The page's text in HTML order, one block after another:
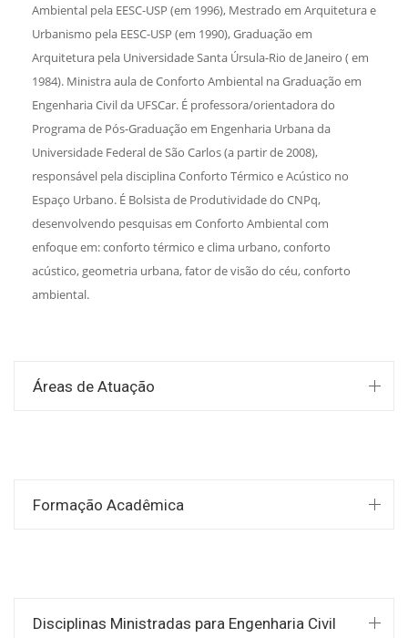
Ambiental pela EESC-USP (em 1996), Mestrado em Arquitetura e
Urbanismo pela EESC-USP (em 1990), Graduação em
Arquitetura pela Universidade Santa Úrsula-Rio de Janeiro ( em
1984). Ministra aula de Conforto Ambiental na Graduação em
Engenharia Civil da UFSCar. É professora/orientadora do
Programa de Pós-Graduação em Engenharia Urbana da
Universidade Federal de São Carlos (a partir de 2008),
responsável pela disciplina Conforto Térmico e Acústico no
Espaço Urbano. É Bolsista de Produtividade do CNPq,
desenvolvendo pesquisas em Conforto Ambiental com
enfoque em: conforto térmico e clima urbano, conforto
acústico, geometria urbana, fator de visão do céu, conforto
ambiental.
Áreas de Atuação
Formação Acadêmica
Disciplinas Ministradas para Engenharia Civil